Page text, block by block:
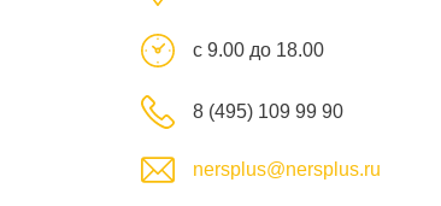
с 9.00 до 18.00
8 (495) 109 99 90
nersplus@nersplus.ru